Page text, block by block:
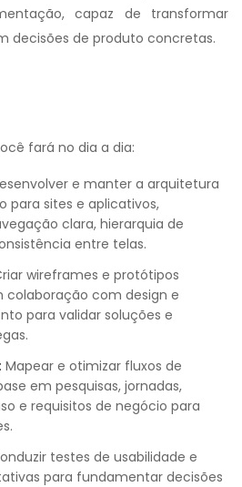
capaz de transformar
decisões de produto concretas.
fará no dia a dia:
e manter a arquitetura
para sites e aplicativos,
clara, hierarquia de
entre telas.
wireframes e protótipos
colaboração com design e
para validar soluções e
Mapear e otimizar fluxos de
em pesquisas, jornadas,
e requisitos de negócio para
testes de usabilidade e
para fundamentar decisões